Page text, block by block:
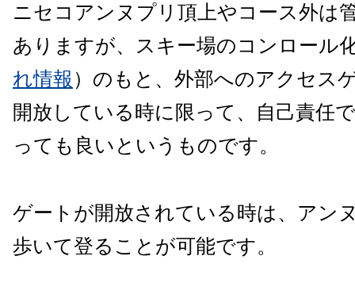
ニセコアンヌプリ頂上やコース外は
ありますが、スキー場のコンロール
れ情報 ）のもと、外部へのアクセス
開放している時に限って、自己責任
っても良いというものです。
ゲートが開放されている時は、アン
歩いて登ることが可能です。